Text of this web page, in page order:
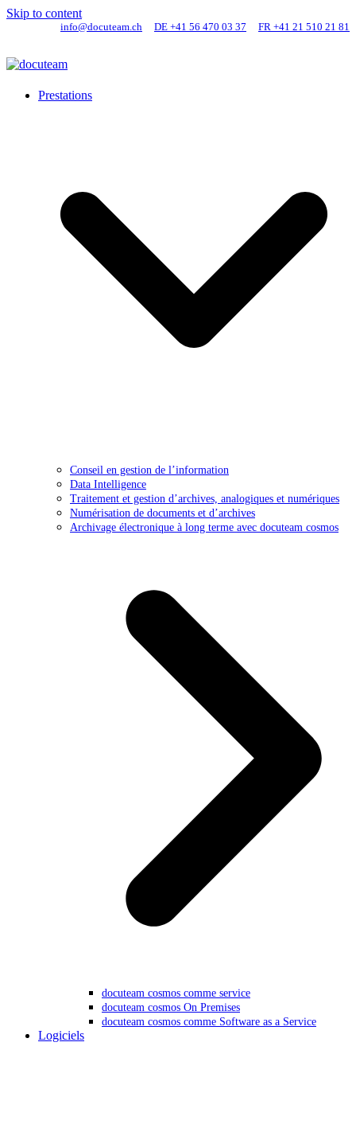
Skip to content
info@docuteam.ch DE +41 56 470 03 37 FR +41 21 510 21 81
Prestations
Conseil en gestion de l’information
Data Intelligence
Traitement et gestion d’archives, analogiques et numériques
Numérisation de documents et d’archives
Archivage électronique à long terme avec docuteam cosmos
docuteam cosmos comme service
docuteam cosmos On Premises
docuteam cosmos comme Software as a Service
Logiciels